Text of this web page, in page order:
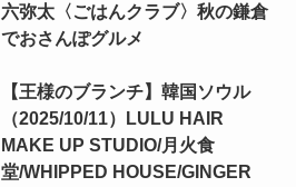
六弥太〈ごはんクラブ〉秋の鎌倉
でおさんぽグルメ
【王様のブランチ】韓国ソウル
（2025/10/11）LULU HAIR
MAKE UP STUDIO/月火食
堂/WHIPPED HOUSE/GINGER